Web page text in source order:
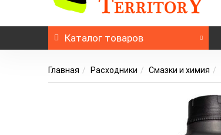
Каталог товаров
Главная Расходники Смазки и химия